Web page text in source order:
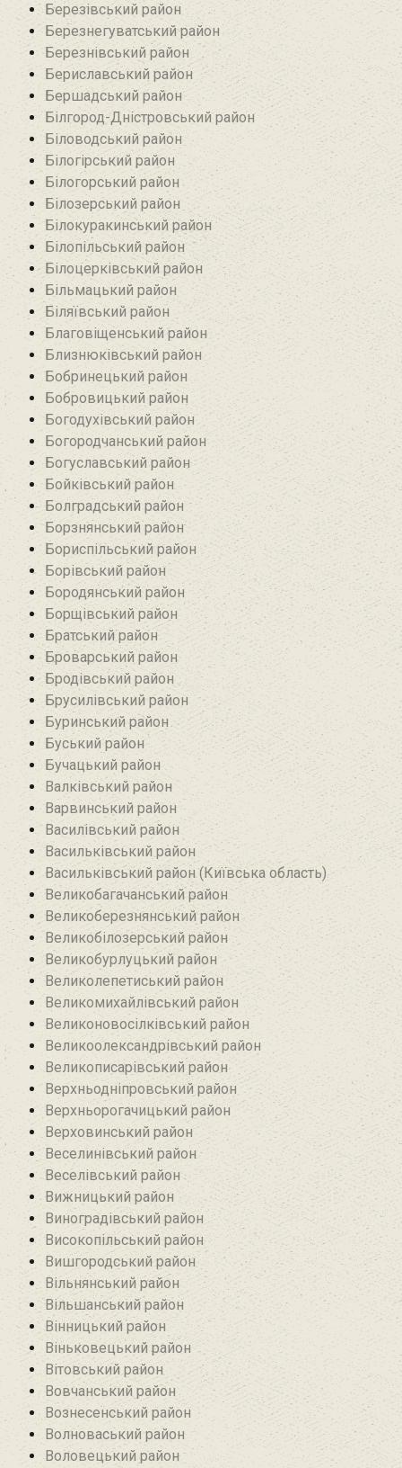
Березівський район
Березнегуватський район‎
Березнівський район‎
Бериславський район
Бершадський район
Білгород-Дністровський район
Біловодський район‎
Білогірський район
Білогорський район
Білозерський район
Білокуракинський район‎
Білопільський район
Білоцерківський район
Більмацький район
Біляївський район‎
Благовіщенський район
Близнюківський район
Бобринецький район
Бобровицький район
Богодухівський район
Богородчанський район
Богуславський район
Бойківський район
Болградський район
Борзнянський район
Бориспільський район
Борівський район
Бородянський район
Борщівський район‎
Братський район‎
Броварський район
Бродівський район‎
Брусилівський район‎
Буринський район
Буський район‎
Бучацький район
Валківський район
Варвинський район
Василівський район
Васильківський район
Васильківський район (Київська область)
Великобагачанський район
Великоберезнянський район
Великобілозерський район‎
Великобурлуцький район
Великолепетиський район
Великомихайлівський район‎
Великоновосілківський район‎
Великоолександрівський район
Великописарівський район
Верхньодніпровський район
Верхньорогачицький район
Верховинський район
Веселинівський район‎
Веселівський район‎
Вижницький район
Виноградівський район
Високопільський район
Вишгородський район
Вільнянський район‎
Вільшанський район
Вінницький район
Віньковецький район
Вітовський район
Вовчанський район
Вознесенський район
Волноваський район
Воловецький район